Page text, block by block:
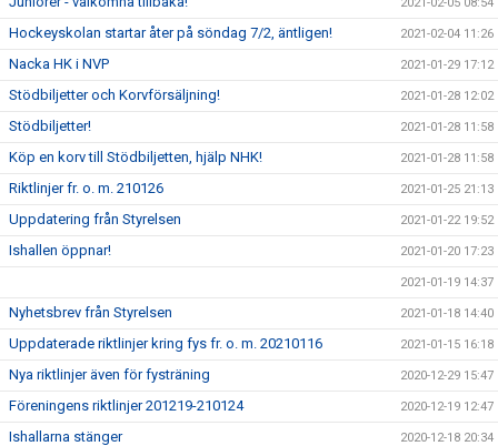
Hockeyskolan startar åter på söndag 7/2, äntligen! 2021-02-04 11:26
Nacka HK i NVP 2021-01-29 17:12
Stödbiljetter och Korvförsäljning! 2021-01-28 12:02
Stödbiljetter! 2021-01-28 11:58
Köp en korv till Stödbiljetten, hjälp NHK! 2021-01-28 11:58
Riktlinjer fr. o. m. 210126 2021-01-25 21:13
Uppdatering från Styrelsen 2021-01-22 19:52
Ishallen öppnar! 2021-01-20 17:23
2021-01-19 14:37
Nyhetsbrev från Styrelsen 2021-01-18 14:40
Uppdaterade riktlinjer kring fys fr. o. m. 20210116 2021-01-15 16:18
Nya riktlinjer även för fysträning 2020-12-29 15:47
Föreningens riktlinjer 201219-210124 2020-12-19 12:47
Ishallarna stänger 2020-12-18 20:34